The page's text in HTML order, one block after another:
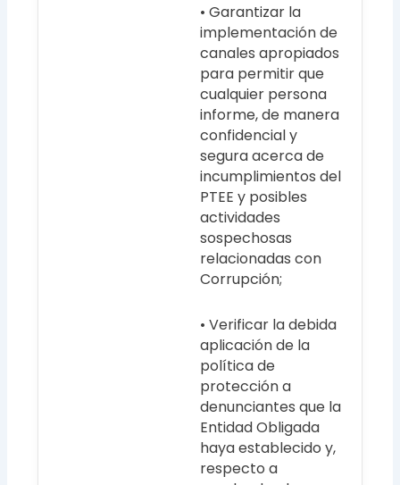
• Garantizar la
implementación de
canales apropiados
para permitir que
cualquier persona
informe, de manera
confidencial y
segura acerca de
incumplimientos del
PTEE y posibles
actividades
sospechosas
relacionadas con
Corrupción;
• Verificar la debida
aplicación de la
política de
protección a
denunciantes que la
Entidad Obligada
haya establecido y,
respecto a